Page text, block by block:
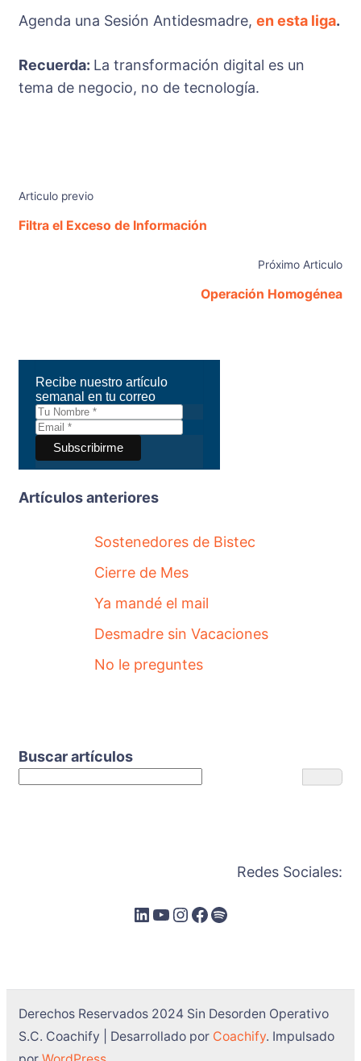
Agenda una Sesión Antidesmadre, en esta liga.
Recuerda: La transformación digital es un
tema de negocio, no de tecnología.
Articulo previo
Filtra el Exceso de Información
Próximo Articulo
Operación Homogénea
Recibe nuestro artículo
semanal en tu correo
Artículos anteriores
Sostenedores de Bistec
Cierre de Mes
Ya mandé el mail
Desmadre sin Vacaciones
No le preguntes
Buscar artículos
Redes Sociales:
Derechos Reservados 2024 Sin Desorden Operativo
S.C. Coachify | Desarrollado por Coachify. Impulsado